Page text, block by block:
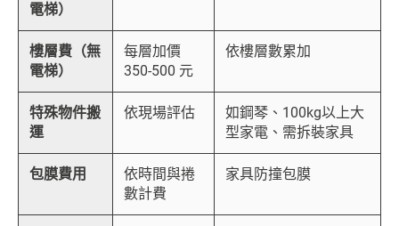
電梯）
樓層費（無
電梯）
每層加價
350-500 元
依樓層數累加
特殊物件搬
運
依現場評估
如鋼琴、100kg以上大
型家電、需拆裝家具
包膜費用
依時間與捲
數計費
家具防撞包膜